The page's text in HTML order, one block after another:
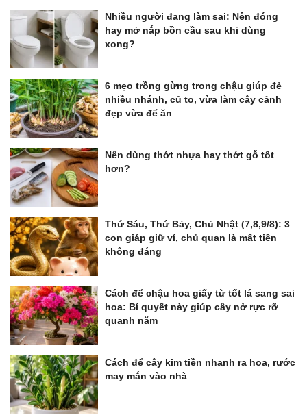
Nhiều người đang làm sai: Nên đóng
hay mở nắp bồn cầu sau khi dùng
xong?
6 mẹo trồng gừng trong chậu giúp đẻ
nhiều nhánh, củ to, vừa làm cây cảnh
đẹp vừa để ăn
Nên dùng thớt nhựa hay thớt gỗ tốt
hơn?
Thứ Sáu, Thứ Bảy, Chủ Nhật (7,8,9/8): 3
con giáp giữ ví, chủ quan là mất tiền
không đáng
Cách để chậu hoa giấy từ tốt lá sang sai
hoa: Bí quyết này giúp cây nở rực rỡ
quanh năm
Cách để cây kim tiền nhanh ra hoa, rước
may mắn vào nhà